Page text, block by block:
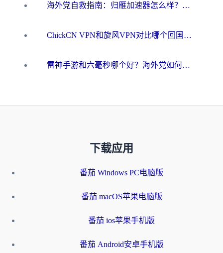
海外党自救指南：归雁加速器怎么样？教你避开坑实现国内资源无缝访问
ChickCN VPN和旋风VPN对比哪个回国效果更好？海外用户的选择困境与出路
雷神手游和六毫秒哪个好？海外党如何真正解锁国内资源
下载应用
番茄 Windows PC电脑版
番茄 macOS苹果电脑版
番茄 ios苹果手机版
番茄 Android安卓手机版